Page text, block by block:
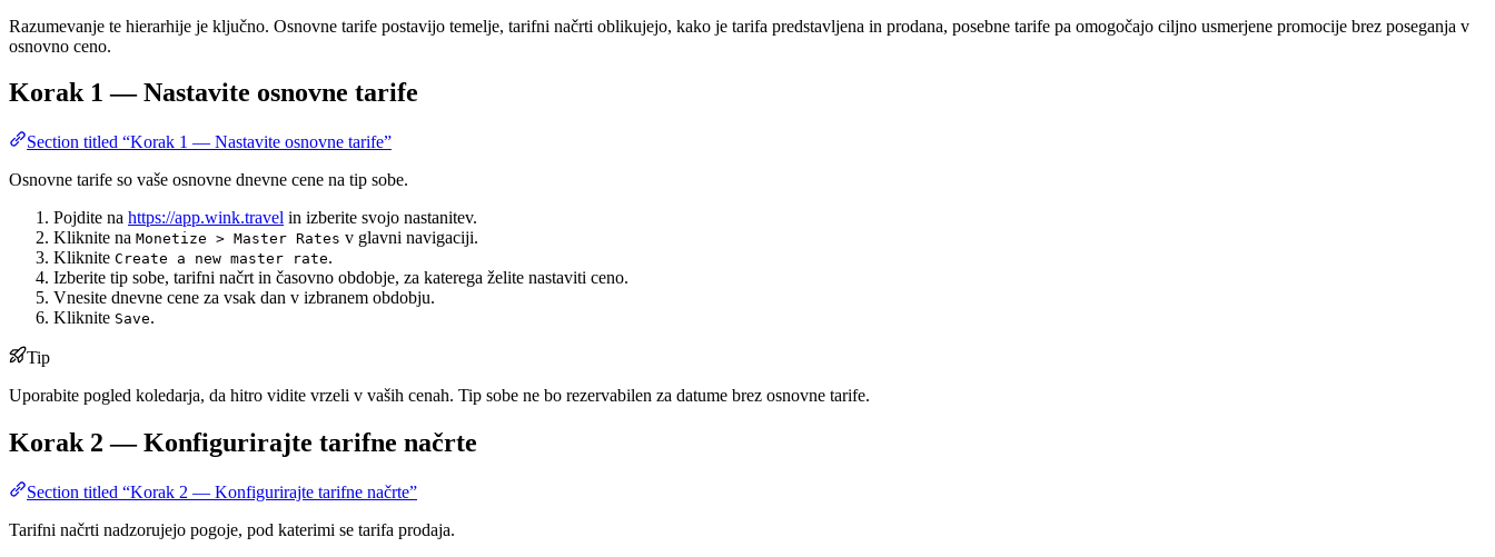
Razumevanje te hierarhije je ključno. Osnovne tarife postavijo temelje, tarifni načrti oblikujejo, kako je tarifa predstavljena in prodana, posebne tarife pa omogočajo ciljno usmerjene promocije brez poseganja v
osnovno ceno.
Korak 1 — Nastavite osnovne tarife
Section titled “Korak 1 — Nastavite osnovne tarife”
Osnovne tarife so vaše osnovne dnevne cene na tip sobe.
Pojdite na https://app.wink.travel in izberite svojo nastanitev.
Kliknite na Monetize > Master Rates v glavni navigaciji.
Kliknite Create a new master rate.
Izberite tip sobe, tarifni načrt in časovno obdobje, za katerega želite nastaviti ceno.
Vnesite dnevne cene za vsak dan v izbranem obdobju.
Kliknite Save.
Tip
Uporabite pogled koledarja, da hitro vidite vrzeli v vaših cenah. Tip sobe ne bo rezervabilen za datume brez osnovne tarife.
Korak 2 — Konfigurirajte tarifne načrte
Section titled “Korak 2 — Konfigurirajte tarifne načrte”
Tarifni načrti nadzorujejo pogoje, pod katerimi se tarifa prodaja.